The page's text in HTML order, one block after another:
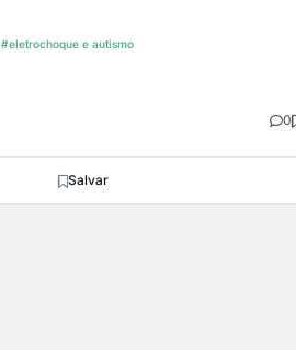
#eletrochoque e autismo
0
Salvar